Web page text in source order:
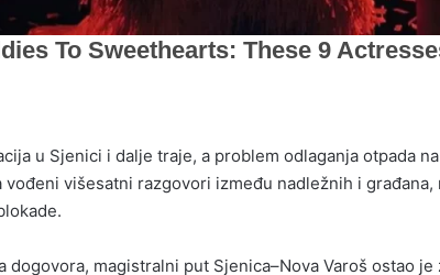
u Sjenici i dalje traje, a problem odlaganja otpada
vođeni višesatni razgovori između nadležnih i
dogovora, magistralni put Sjenica–Nova Varoš ostao